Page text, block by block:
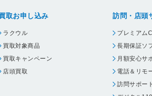
取お申し込み
ラクウル
買取対象商品
買取キャンペーン
店頭買取
訪問・店頭
プレミアム
長期保証ソ
月額安心サ
電話＆リモ
訪問サポート